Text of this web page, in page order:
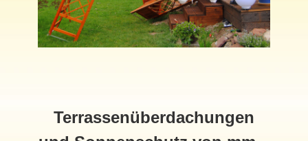
Terrassenüberdachungen